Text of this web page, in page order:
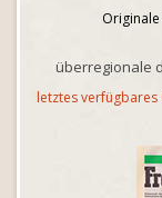
überregionale
letztes